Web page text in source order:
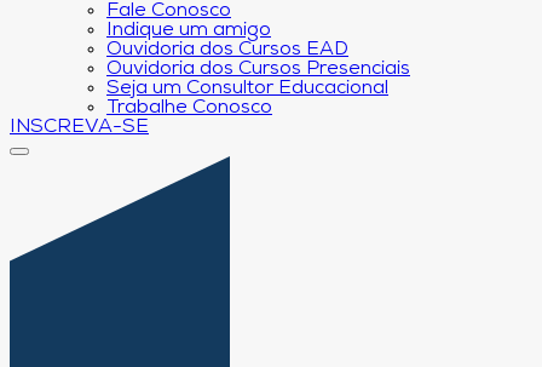
Fale Conosco
Indique um amigo
Ouvidoria dos Cursos EAD
Ouvidoria dos Cursos Presenciais
Seja um Consultor Educacional
Trabalhe Conosco
INSCREVA-SE